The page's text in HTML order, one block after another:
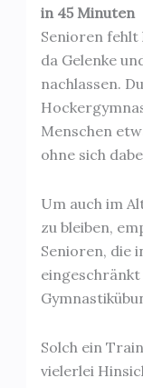
in 45 Minuten
Senioren fehlt
da Gelenke
nachlassen.
Menschen
ohne sich
Um auch im
zu bleiben,
Senioren, die
Solch ein
vielerlei